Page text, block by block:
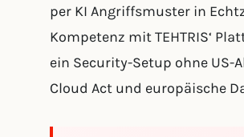
per KI Angriffsmuster in
Kompetenz mit TEHTRIS‘
ein Security-Setup ohne US-
Cloud Act und europäische